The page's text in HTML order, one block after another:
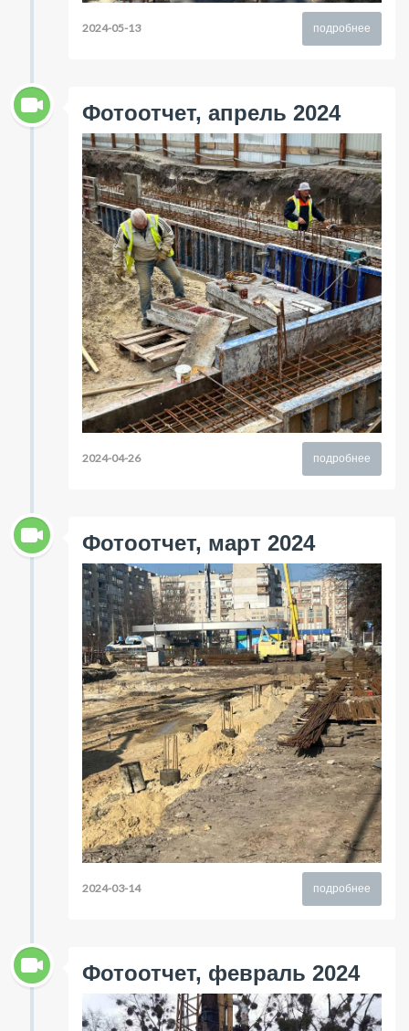
подробнее
2024-05-13
Фотоотчет, апрель 2024
подробнее
2024-04-26
Фотоотчет, март 2024
подробнее
2024-03-14
Фотоотчет, февраль 2024